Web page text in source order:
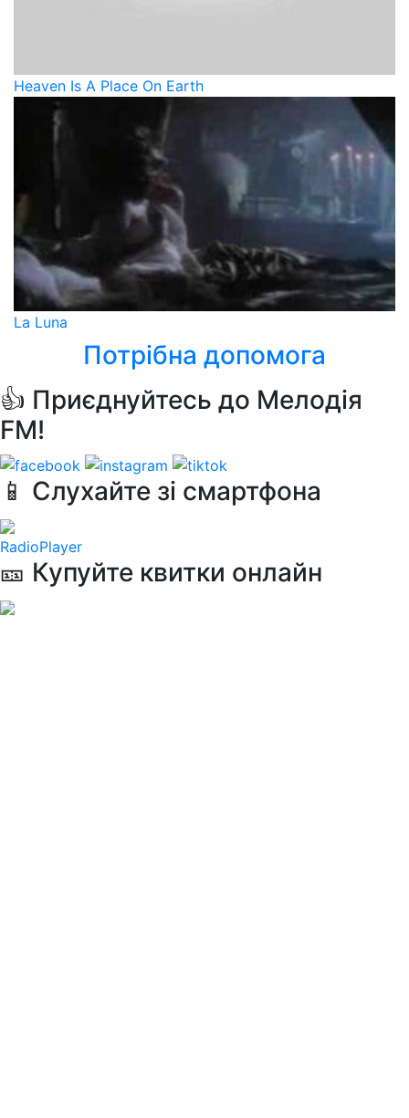
Heaven Is A Place On Earth
La Luna
Потрібна допомога
👍 Приєднуйтесь до Мелодія
FM!
📱 Слухайте зі смартфона
RadioPlayer
🎫 Купуйте квитки онлайн